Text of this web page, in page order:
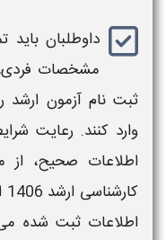
داوطلبان
مشخصات
ثبت نام آزمون ارشد
وارد کنند. رعایت
اطلاعات صحیح، از
کارشناسی ارشد 1406
اطلاعات ثبت‌ شده